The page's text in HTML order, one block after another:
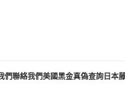
們聯絡我們美國黑金真偽查詢日本